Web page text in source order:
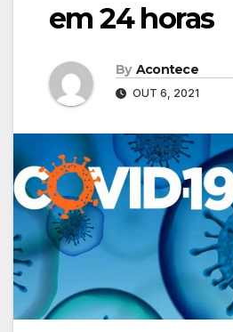
em 24 horas
By Acontece
OUT 6, 2021